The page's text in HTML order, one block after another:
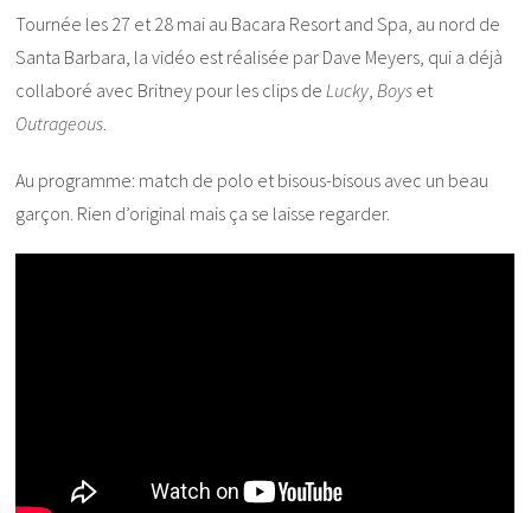
Tournée les 27 et 28 mai au Bacara Resort and Spa, au nord de
Santa Barbara, la vidéo est réalisée par Dave Meyers, qui a déjà
collaboré avec Britney pour les clips deLucky,Boys et
Outrageous.
Au programme: match de polo et bisous-bisous avec un beau
garçon. Rien d’original mais ça se laisse regarder.